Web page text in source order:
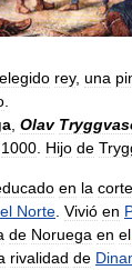
elegido rey, una
.
, Olav
1000. Hijo de
en la corte
Norte. Vivió en
de Noruega en el
rivalidad de